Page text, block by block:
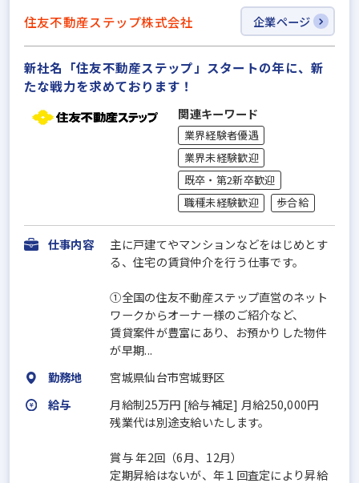
住友不動産ステップ株式会社 企業ページ
新社名「住友不動産ステップ」スタートの年に、新
たな戦力を求めております！
関連キーワード
業界経験者優遇
業界未経験歓迎
既卒・第2新卒歓迎
職種未経験歓迎
歩合給
仕事内容
主に⼾建てやマンションなどをはじめとす
る、住宅の賃貸仲介を⾏う仕事です。
①全国の住友不動産ステップ直営のネット
ワークからオーナー様のご紹介など、
賃貸案件が豊富にあり、お預かりした物件
が早期...
勤務地
宮城県仙台市宮城野区
給与
月給制25万円 [給与補足] ⽉給250,000円
残業代は別途支給いたします。
賞与 年2回（6⽉、12⽉）
定期昇給はないが、年１回査定により昇給